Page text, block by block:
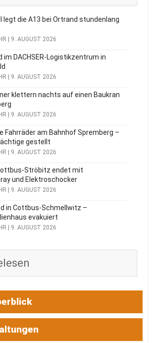
legt die A13 bei Ortrand stundenlang
| 9. AUGUST 2026
im DACHSER-Logistikzentrum in
| 9. AUGUST 2026
klettern nachts auf einen Baukran
| 9. AUGUST 2026
Fahrräder am Bahnhof Spremberg –
gestellt
| 9. AUGUST 2026
Ströbitz endet mit
und Elektroschocker
| 9. AUGUST 2026
in Cottbus-Schmellwitz –
evakuiert
| 9. AUGUST 2026